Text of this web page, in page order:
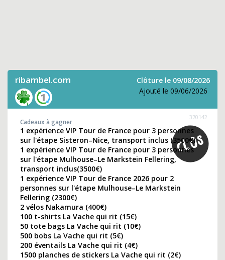
ribambel.com
Clôture le 09/08/2026
Ajouté le 09/06/2026
370142
Cadeaux à gagner
1 expérience VIP Tour de France pour 3 personnes
sur l'étape Sisteron–Nice, transport inclus (3500€)
1 expérience VIP Tour de France pour 3 personnes
sur l'étape Mulhouse–Le Markstein Fellering,
transport inclus(3500€)
1 expérience VIP Tour de France 2026 pour 2
personnes sur l'étape Mulhouse–Le Markstein
Fellering (2300€)
2 vélos Nakamura (400€)
100 t-shirts La Vache qui rit (15€)
50 tote bags La Vache qui rit (10€)
500 bobs La Vache qui rit (5€)
200 éventails La Vache qui rit (4€)
1500 planches de stickers La Vache qui rit (2€)